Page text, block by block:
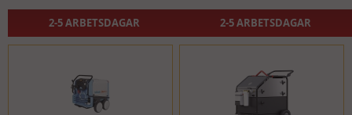
2-5 ARBETSDAGAR 2-5 ARBETSDAGAR